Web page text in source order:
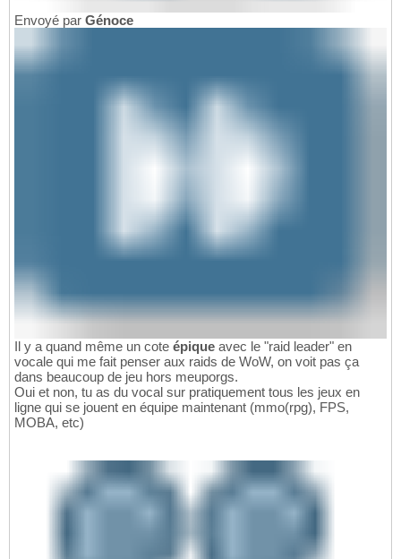
Envoyé par Génoce
Il y a quand même un cote épique avec le "raid leader" en
vocale qui me fait penser aux raids de WoW, on voit pas ça
dans beaucoup de jeu hors meuporgs.
Oui et non, tu as du vocal sur pratiquement tous les jeux en
ligne qui se jouent en équipe maintenant (mmo(rpg), FPS,
MOBA, etc)